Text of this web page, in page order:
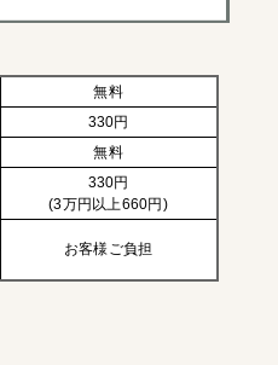
無料
330円
無料
330円
(3万円以上660円)
お客様ご負担